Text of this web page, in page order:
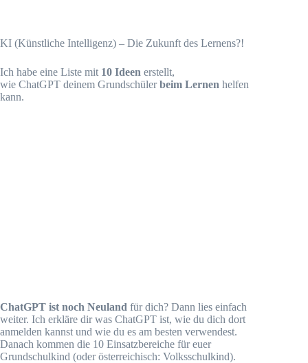
KI (Künstliche Intelligenz) – Die Zukunft des Lernens?!
Ich habe eine Liste mit 10 Ideen erstellt,
wie ChatGPT deinem Grundschülerbeim Lernen helfen
kann.
ChatGPT ist noch Neuland für dich? Dann lies einfach
weiter. Ich erkläre dir was ChatGPT ist, wie du dich dort
anmelden kannst und wie du es am besten verwendest.
Danach kommen die 10 Einsatzbereiche für euer
Grundschulkind (oder österreichisch: Volksschulkind).